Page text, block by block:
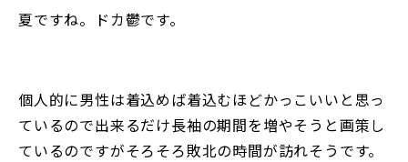
夏ですね。ドカ鬱です。
個人的に男性は着込めば着込むほどかっこいいと思っ
ているので出来るだけ長袖の期間を増やそうと画策し
ているのですがそろそろ敗北の時間が訪れそうです。